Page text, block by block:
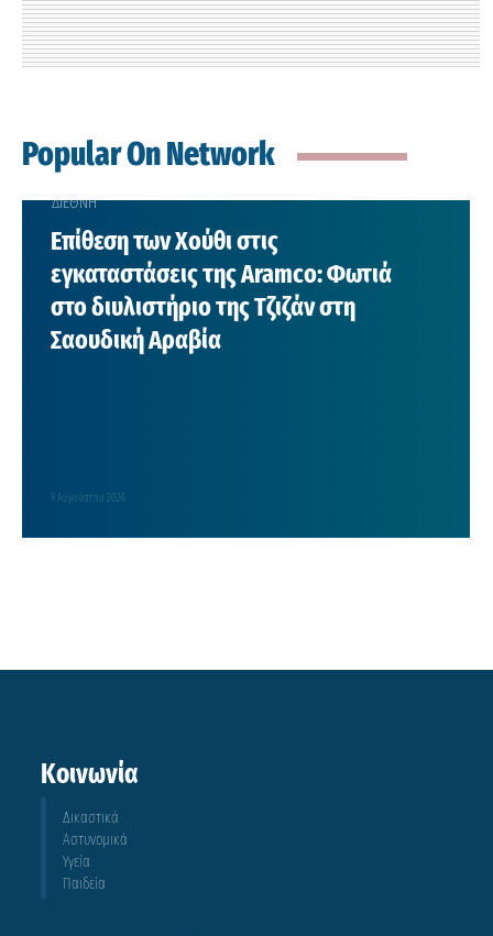
Popular On Network
ΔΙΕΘΝΗ
Επίθεση των Χούθι στις
εγκαταστάσεις της Aramco: Φωτιά
στο διυλιστήριο της Τζιζάν στη
Σαουδική Αραβία
9 Αυγούστου 2026
Κοινωνία
Δικαστικά
Αστυνομικά
Υγεία
Παιδεία